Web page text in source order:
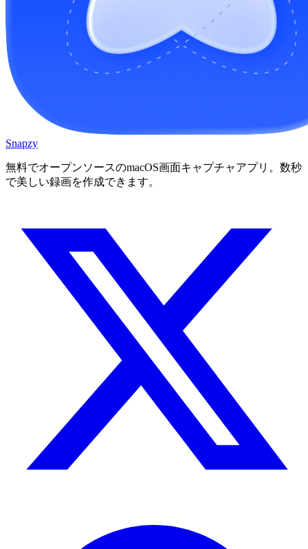
Snapzy
無料でオープンソースのmacOS画面キャプチャアプリ。数秒
で美しい録画を作成できます。